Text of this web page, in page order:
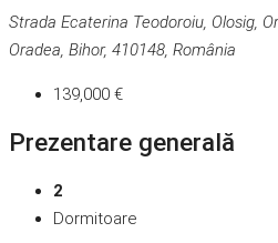
Strada Ecaterina Teodoroiu, Olosig,
Oradea, Bihor, 410148, România
139,000 €
Prezentare generală
2
Dormitoare